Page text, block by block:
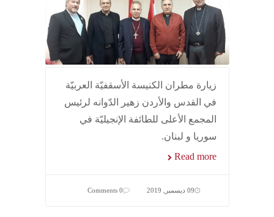
زيارة مطران الكنيسة الأسقفيّة العربيّة
في القدس والأردن زهير الدّوانه لرئيس
المجمع الأعلى للطائفة الإنجيليّة في
سوريا و لبنان.
Read more
09 ديسمبر, 2019 0 Comments